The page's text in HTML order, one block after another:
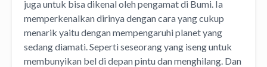
juga untuk bisa dikenal oleh pengamat di Bumi. Ia
memperkenalkan dirinya dengan cara yang cukup
menarik yaitu dengan mempengaruhi planet yang
sedang diamati. Seperti seseorang yang iseng untuk
membunyikan bel di depan pintu dan menghilang. Dan